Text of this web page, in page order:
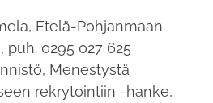
Etelä-Pohjanmaan
puh. 0295 027 625
Menestystä
rekrytointiin -hanke,